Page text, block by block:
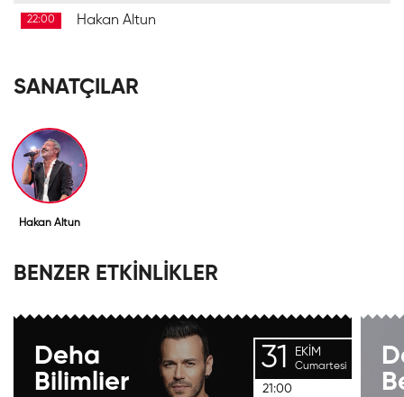
22:00 Hakan Altun
SANATÇILAR
Hakan Altun
BENZER ETKİNLİKLER
Deha
Bilimlier
31 EKIM
Cumartesi
21:00